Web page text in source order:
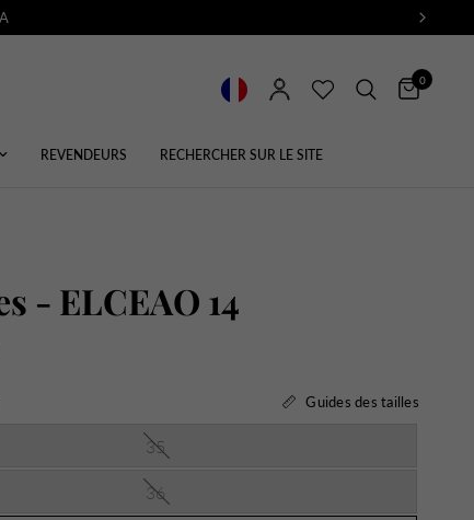
0
REVENDEURS RECHERCHER SUR LE SITE
- ELCEAO 14
Guides des tailles
35
36